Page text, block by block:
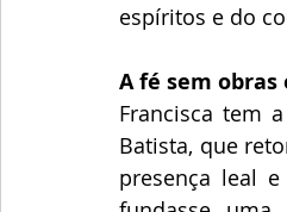
espíritos e do
A fé sem
Francisca tem
Batista, que
presença leal